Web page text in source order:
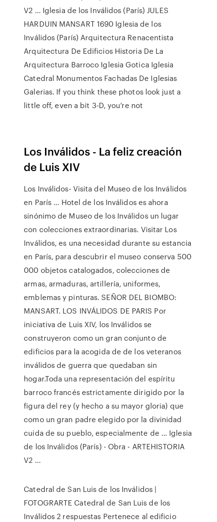
V2 ... Iglesia de los Inválidos (París) JULES
HARDUIN MANSART 1690 Iglesia de los
Inválidos (París) Arquitectura Renacentista
Arquitectura De Edificios Historia De La
Arquitectura Barroco Iglesia Gotica Iglesia
Catedral Monumentos Fachadas De Iglesias
Galerias. If you think these photos look just a
little off, even a bit 3-D, you’re not
Los Inválidos - La feliz creación
de Luis XIV
Los Inválidos- Visita del Museo de los Inválidos
en París ... Hotel de los Inválidos es ahora
sinónimo de Museo de los Inválidos un lugar
con colecciones extraordinarias. Visitar Los
Inválidos, es una necesidad durante su estancia
en París, para descubrir el museo conserva 500
000 objetos catalogados, colecciones de
armas, armaduras, artillería, uniformes,
emblemas y pinturas. SEÑOR DEL BIOMBO:
MANSART. LOS INVÁLIDOS DE PARIS Por
iniciativa de Luis XIV, los Inválidos se
construyeron como un gran conjunto de
edificios para la acogida de de los veteranos
inválidos de guerra que quedaban sin
hogar.Toda una representación del espíritu
barroco francés estrictamente dirigido por la
figura del rey (y hecho a su mayor gloria) que
como un gran padre elegido por la divinidad
cuida de su pueblo, especialmente de … Iglesia
de los Inválidos (París) - Obra - ARTEHISTORIA
V2 ...
Catedral de San Luis de los Inválidos |
FOTOGRARTE Catedral de San Luis de los
Inválidos 2 respuestas Pertenece al edificio